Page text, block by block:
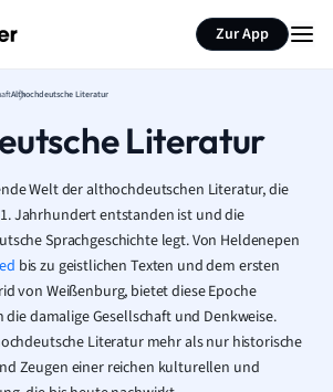
Zur App
Althochdeutsche Literatur
Literatur
Welt der althochdeutschen Literatur, die
Jahrhundert entstanden ist und die
Sprachgeschichte legt. Von Heldenepen
bis zu geistlichen Texten und dem ersten
von Weißenburg, bietet diese Epoche
die damalige Gesellschaft und Denkweise.
Literatur mehr als nur historische
Zeugen einer reichen kulturellen und